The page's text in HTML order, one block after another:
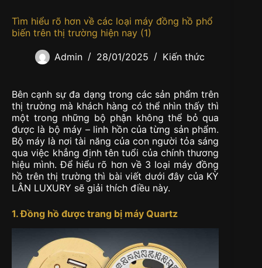
Tìm hiểu rõ hơn về các loại máy đồng hồ phổ
biến trên thị trường hiện nay (1)
Admin 28/01/2025 Kiến thức
Bên cạnh sự đa dạng trong các sản phẩm trên
thị trường mà khách hàng có thể nhìn thấy thì
một trong những bộ phận không thể bỏ qua
được là bộ máy – linh hồn của từng sản phẩm.
Bộ máy là nơi tài năng của con người tỏa sáng
qua việc khẳng định tên tuổi của chính thương
hiệu mình. Để hiểu rõ hơn về 3 loại máy đồng
hồ trên thị trường thì bài viết dưới đây của KỲ
LÂN LUXURY sẽ giải thích điều này.
1. Đồng hồ được trang bị máy Quartz